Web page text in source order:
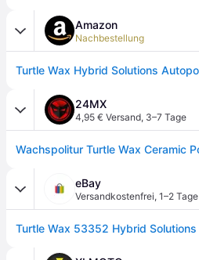
Amazon
Nachbestellung
24MX
4,95 € Versand, 3–7 Tage
eBay
Versandkostenfrei, 1–2 Tage